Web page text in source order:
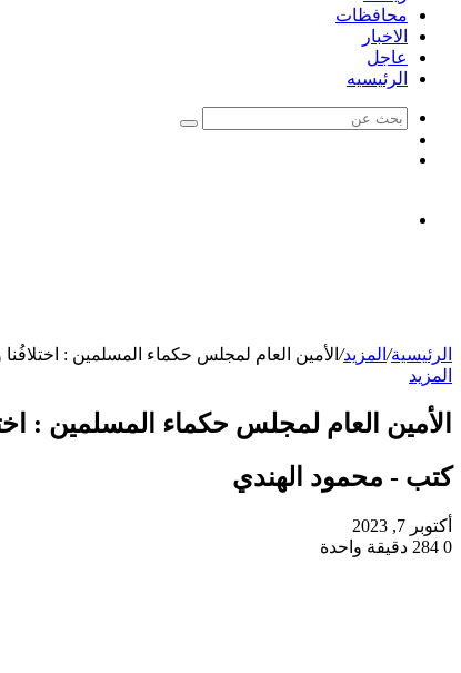
محافظات
الاخبار
عاجل
الرئيسيه
بحث
الرئيسية/ المزيد/ الأمين العام لمجلس حكماء المسلمين :
المزيد
الأمين العام لمجلس حكماء المسلمين :
كتب - محمود الهندي
أكتوبر 7, 2023
0
دقيقة واحدة